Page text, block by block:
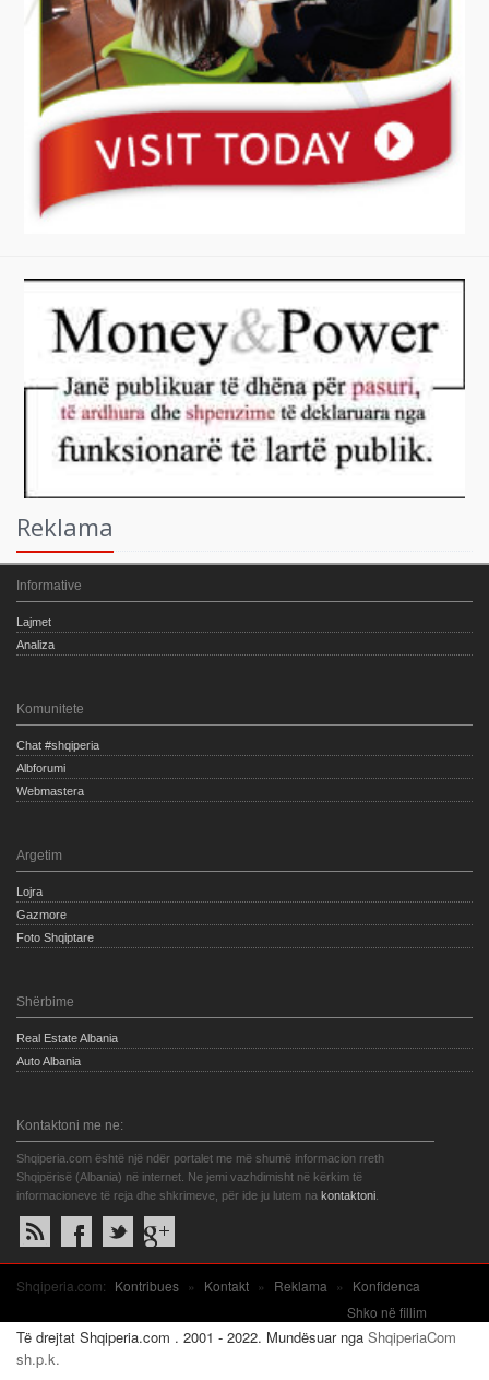
Reklama
Informative
Lajmet
Analiza
Komunitete
Chat #shqiperia
Albforumi
Webmastera
Argetim
Lojra
Gazmore
Foto Shqiptare
Shërbime
Real Estate Albania
Auto Albania
Kontaktoni me ne:
Shqiperia.com është një ndër portalet me më shumë informacion rreth
Shqipërisë (Albania) në internet. Ne jemi vazhdimisht në kërkim të
informacioneve të reja dhe shkrimeve, për ide ju lutem na kontaktoni
Shqiperia.com: Kontribues » Kontakt » Reklama »
Konfidenca
Shko në fillim
Të drejtat Shqiperia.com . 2001 - 2022. Mundësuar nga ShqiperiaCom
sh.p.k.